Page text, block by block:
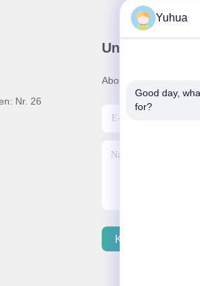
Nr. 26
Unser
Abonnieren Sie
Kontakt Mit Uns
Yuhua
Good day,
for?